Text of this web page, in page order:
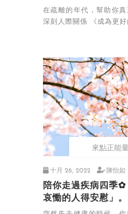
在疏離的年代，幫助你
深刻人際關係
來點正能量
十月 26, 2022 陳怡如
陪你走過疾病四季✿
哀慟的人得安慰」。